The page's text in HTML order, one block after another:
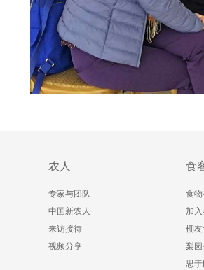
农人
专家与团队
中国新农人
来访接待
视频分享
食
食
加
棚
梨
思